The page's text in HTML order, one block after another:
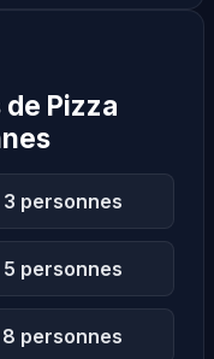
Pizza
3 personnes
5 personnes
8 personnes